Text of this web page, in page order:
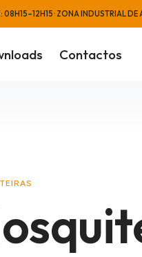
· ZONA INDUSTRIAL DE
Contactos